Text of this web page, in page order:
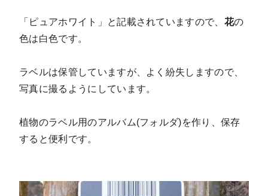
「ピュアホワイト」と記載されていますので、 花の
色は白色です。
ラベルは保管していますが、よく紛失しますので、
写真に撮るようにしています。
植物のラベル用のアルバム(フォルダ)を作り、保存
すると便利です。